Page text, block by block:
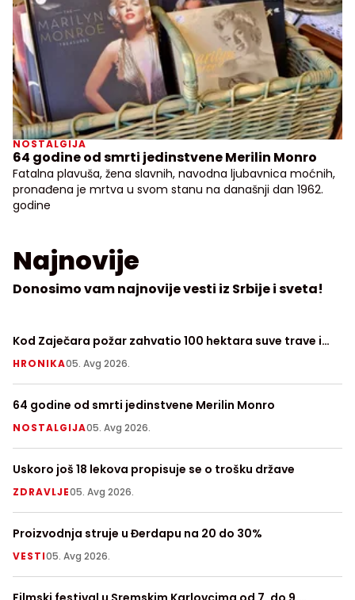
Najnovije
Donosimo vam najnovije vesti iz Srbije i sveta!
Kod Zaječara požar zahvatio 100 hektara suve trave i
niskog rastinja, angažovan "Kamov"
HRONIKA05. Avg 2026.
64 godine od smrti jedinstvene Merilin Monro
NOSTALGIJA05. Avg 2026.
Uskoro još 18 lekova propisuje se o trošku države
ZDRAVLJE05. Avg 2026.
Proizvodnja struje u Đerdapu na 20 do 30%
VESTI05. Avg 2026.
NOSTALGIJA
64 godine od smrti jedinstvene Merilin Monro
Fatalna plavuša, žena slavnih, navodna ljubavnica moćnih,
pronađena je mrtva u svom stanu na današnji dan 1962.
godine